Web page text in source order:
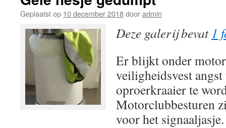
Geplaatst op 10 december 2018dooradmin
Deze galerij bevat1
Er blijkt onder
veiligheidsvest
oproerkraaier te
Motorclubbesturen
voor het